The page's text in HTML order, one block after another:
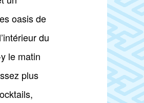
oasis de
du
le matin
plus